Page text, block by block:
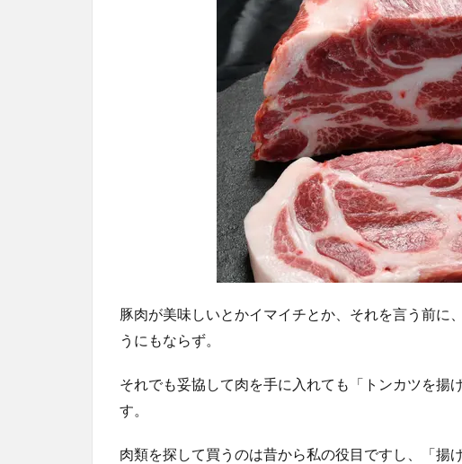
豚肉が美味しいとかイマイチとか、それを言う前に
うにもならず。
それでも妥協して肉を手に入れても「トンカツを揚
す。
肉類を探して買うのは昔から私の役目ですし、「揚